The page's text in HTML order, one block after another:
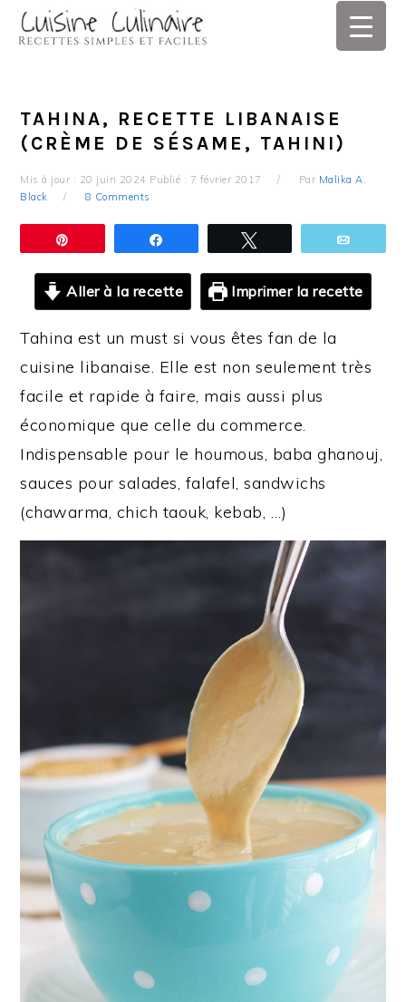
Skip
Skip
Skip
Skip
TAHINA, RECETTE LIBANAISE
(CRÈME DE SÉSAME, TAHINI)
Mis à jour : 20 juin 2024 Publié : 7 février 2017 Par Malika A.
Black
8 Comments
Aller à la recette Imprimer la recette
Tahina est un must si vous êtes fan de la
cuisine libanaise. Elle est non seulement très
facile et rapide à faire, mais aussi plus
économique que celle du commerce.
Indispensable pour le houmous, baba ghanouj,
sauces pour salades, falafel, sandwichs
(chawarma, chich taouk, kebab, …)